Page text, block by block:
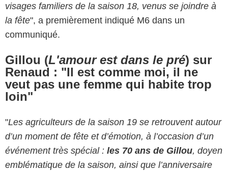
visages familiers de la saison 18, venus se joindre à
la fête", a premièrement indiqué M6 dans un
communiqué.
Gillou (L'amour est dans le pré) sur
Renaud : "Il est comme moi, il ne
veut pas une femme qui habite trop
loin"
"Les agriculteurs de la saison 19 se retrouvent autour
d’un moment de fête et d’émotion, à l’occasion d’un
événement très spécial : les 70 ans de Gillou, doyen
emblématique de la saison, ainsi que l’anniversaire